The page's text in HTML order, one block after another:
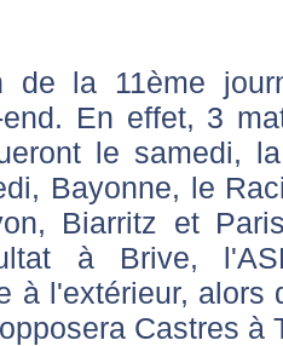
de la 11ème
En effet, 3
le samedi,
Bayonne, le
Biarritz et
à Brive,
à l'extérieur, alors
Castres à